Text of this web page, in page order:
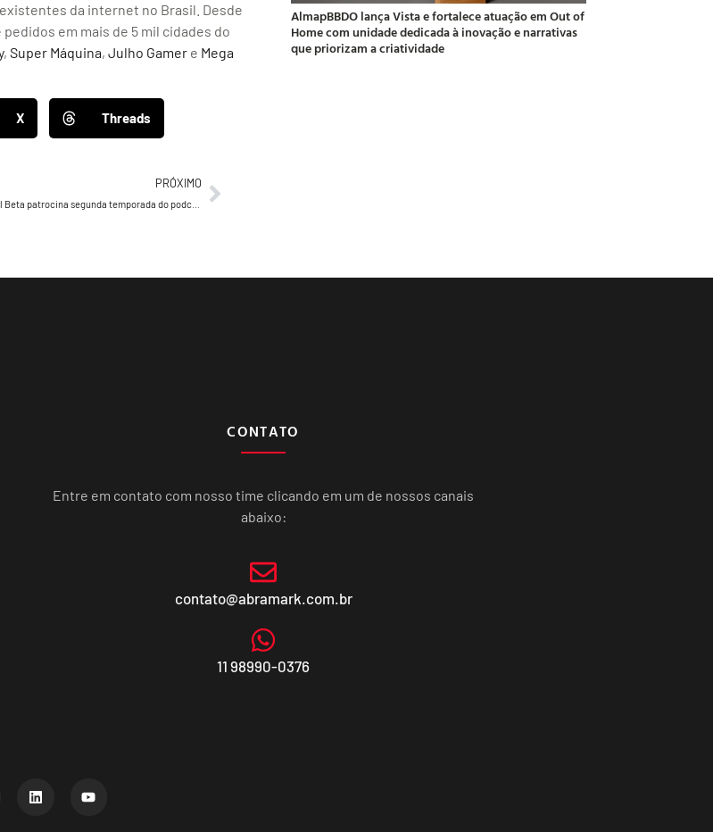
da internet no Brasil. Desde
em mais de 5 mil cidades do
, Super Máquina, Julho Gamer e Mega
X Threads
PRÓXIMO
AlmapBBDO lança Vista e fortalece atuação em Out of
Home com unidade dedicada à inovação e narrativas
que priorizam a criatividade
CONTATO
Entre em contato com nosso time clicando em um de nossos canais
abaixo:
contato@abramark.com.br
11 98990-0376